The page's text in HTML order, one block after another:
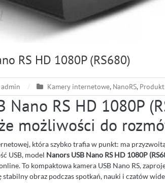
RS HD 1080P (RS680)
admin Kamery internetowe, NanoRS, Produkt
Nano RS HD 1080P
możliwości do
która szybko trafia w punkt: ma
USB, model Nanors USB Nano RS HD 1080P
To kompaktowa kamera USB Nano RS,
stabilny obraz podczas spotkań, nauki i czatów